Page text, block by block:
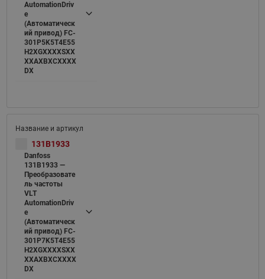
AutomationDriv
e
(Автоматическ
ий привод) FC-
301P5K5T4E55
H2XGXXXXSXX
XXAXBXCXXXX
DX
131B1933
Danfoss
131B1933 —
Преобразовате
ль частоты
VLT
AutomationDriv
e
(Автоматическ
ий привод) FC-
301P7K5T4E55
H2XGXXXXSXX
XXAXBXCXXXX
DX